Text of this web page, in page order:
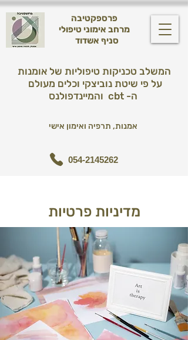
054-2145262
פרספקטיבה
מרחב אימוני טיפולי
סניף אשדוד
על פי שיטת נוביצקי וכלים מעולם
מדיניות פרטיות